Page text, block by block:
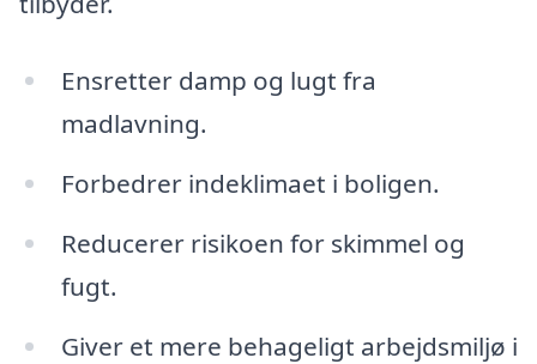
Ensretter damp og lugt fra
madlavning.
Forbedrer indeklimaet i boligen.
Reducerer risikoen for skimmel og
fugt.
Giver et mere behageligt arbejdsmiljø i